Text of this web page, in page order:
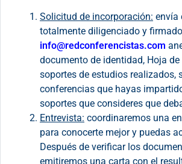
Solicitud de incorporación: envía
totalmente diligenciado y
info@redconferencistas.com
documento de identidad, Hoja
soportes de estudios realizados,
conferencias que hayas
soportes que consideres que
Entrevista: coordinaremos una
para conocerte mejor y puedas
Después de verificar los
emitiremos una carta con el